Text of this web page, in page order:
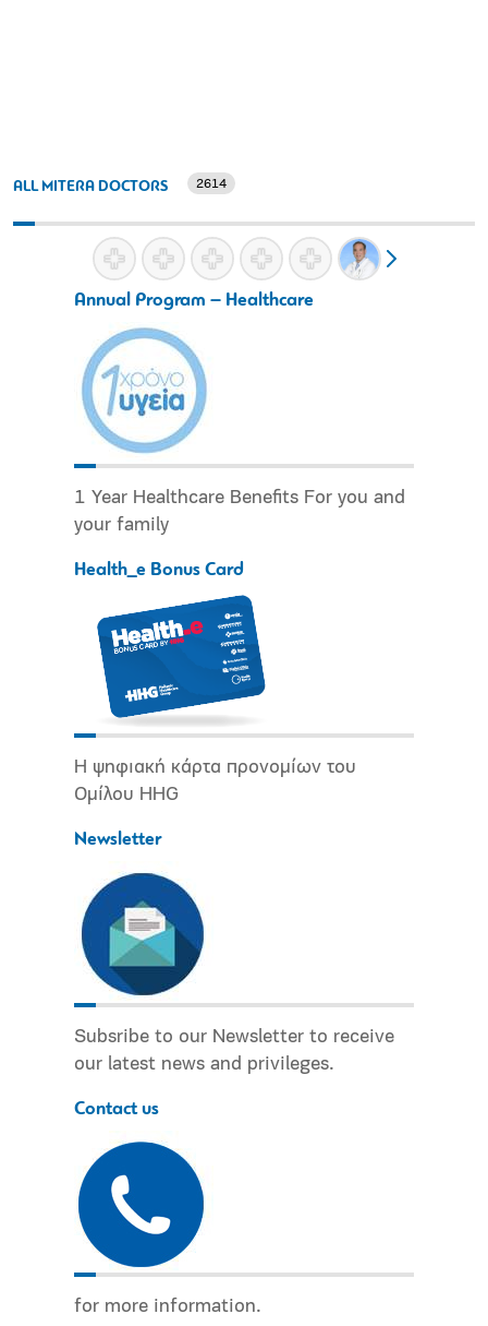
ALL MITERA DOCTORS 2614
Annual Program – Healthcare
1 Year Healthcare Benefits For you and
your family
Health_e Bonus Card
Η ψηφιακή κάρτα προνομίων του
Ομίλου HHG
Newsletter
Subsribe to our Newsletter to receive
our latest news and privileges.
Contact us
for more information.